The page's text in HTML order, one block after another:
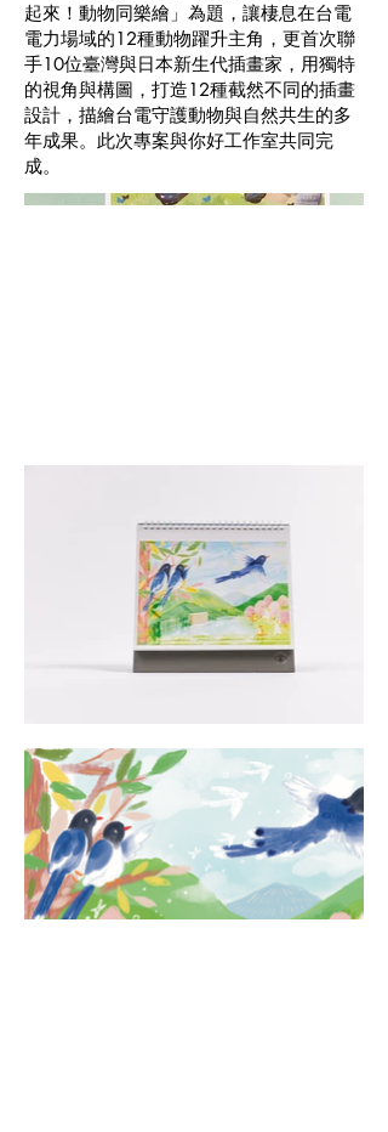
起來！動物同樂繪」為題，讓棲息在台電
電力場域的12種動物躍升主角，更首次聯
手10位臺灣與日本新生代插畫家，用獨特
的視角與構圖，打造12種截然不同的插畫
設計，描繪台電守護動物與自然共生的多
年成果。此次專案與你好工作室共同完
成。